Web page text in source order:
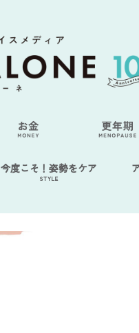
今度こそ！姿勢をケア
STYLE